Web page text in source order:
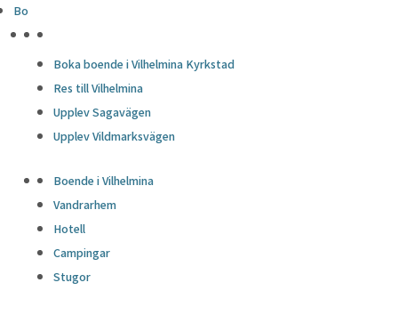
Bo
Boka boende i Vilhelmina Kyrkstad
Res till Vilhelmina
Upplev Sagavägen
Upplev Vildmarksvägen
Boende i Vilhelmina
Vandrarhem
Hotell
Campingar
Stugor